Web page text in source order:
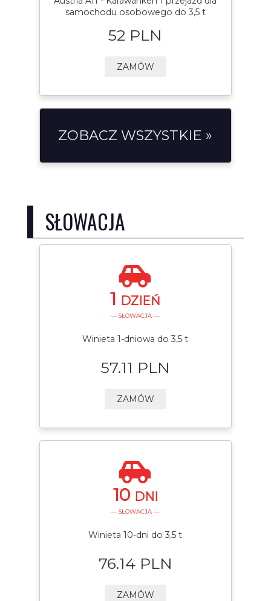
samochodu osobowego do 3,5 t
52 PLN
ZAMÓW
ZOBACZ WSZYSTKIE »
SŁOWACJA
1 DZIEŃ
— SŁOWACJA —
Winieta 1-dniowa do 3,5 t
57.11 PLN
ZAMÓW
10 DNI
— SŁOWACJA —
Winieta 10-dni do 3,5 t
76.14 PLN
ZAMÓW